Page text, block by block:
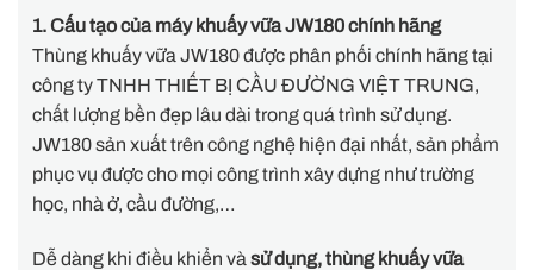
1. Cấu tạo của máy khuấy vữa JW180 chính hãng
Thùng khuấy vữa JW180 được phân phối chính hãng tại
công ty TNHH THIẾT BỊ CẦU ĐƯỜNG VIỆT TRUNG,
chất lượng bền đẹp lâu dài trong quá trình sử dụng.
JW180 sản xuất trên công nghệ hiện đại nhất, sản phẩm
phục vụ được cho mọi công trình xây dựng như trường
học, nhà ở, cầu đường,…
Dễ dàng khi điều khiển và sử dụng, thùng khuấy vữa